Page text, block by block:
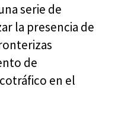
serie de
la presencia de
de
en el